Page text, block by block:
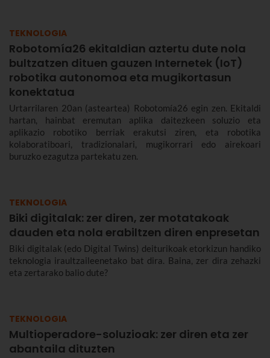
TEKNOLOGIA
Robotomía26 ekitaldian aztertu dute nola
bultzatzen dituen gauzen Internetek (IoT)
robotika autonomoa eta mugikortasun
konektatua
Urtarrilaren 20an (asteartea) Robotomía26 egin zen. Ekitaldi
hartan, hainbat eremutan aplika daitezkeen soluzio eta
aplikazio robotiko berriak erakutsi ziren, eta robotika
kolaboratiboari, tradizionalari, mugikorrari edo airekoari
buruzko ezagutza partekatu zen.
TEKNOLOGIA
Biki digitalak: zer diren, zer motatakoak
dauden eta nola erabiltzen diren enpresetan
Biki digitalak (edo Digital Twins) deiturikoak etorkizun handiko
teknologia iraultzaileenetako bat dira. Baina, zer dira zehazki
eta zertarako balio dute?
TEKNOLOGIA
Multioperadore-soluzioak: zer diren eta zer
abantaila dituzten